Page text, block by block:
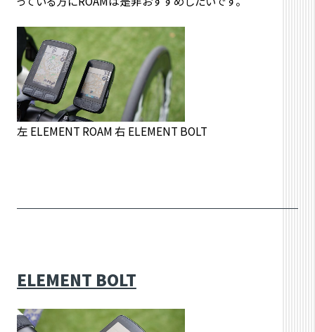
左 ELEMENT ROAM 右 ELEMENT BOLT
ELEMENT BOLT